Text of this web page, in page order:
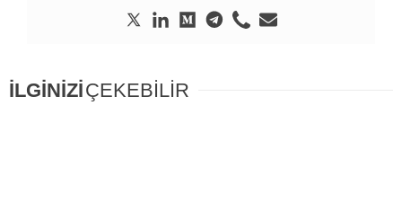
İLGİNİZİÇEKEBİLİR